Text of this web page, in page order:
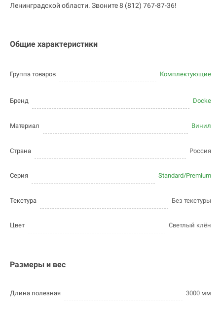
Ленинградской области. Звоните 8 (812) 767-87-36!
Общие характеристики
Группа товаров Комплектующие
Бренд Docke
Материал Винил
Страна Россия
Серия Standard/Premium
Текстура Без текстуры
Цвет Светлый клён
Размеры и вес
Длина полезная 3000 мм